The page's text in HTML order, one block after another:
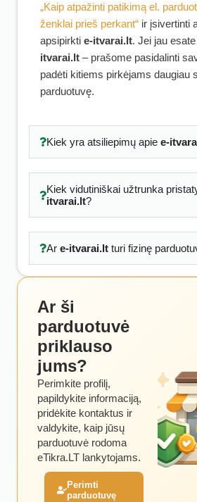
„Kaip atpažinti patikimą el.
ženklai prieš perkant“ ir įsivertinti
apsipirkti e-itvarai.lt. Jei jau
itvarai.lt – prašome pasidalinti
padėti kitiems pirkėjams daugiau
parduotuvę.
Kiek yra atsiliepimų apie e-
Kiek vidutiniškai užtrunka
itvarai.lt?
Ar e-itvarai.ltturi fizinę
Ar ši
parduotuvė
priklauso
jums?
Perimkite profilį,
papildykite informaciją,
pridėkite kontaktus ir
valdykite, kaip jūsų
parduotuvė rodoma
eTikra.LT lankytojams.
Perimti
parduotuvę